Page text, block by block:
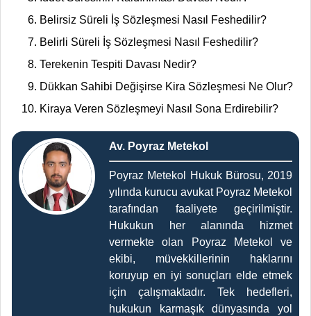
Belirsiz Süreli İş Sözleşmesi Nasıl Feshedilir?
Belirli Süreli İş Sözleşmesi Nasıl Feshedilir?
Terekenin Tespiti Davası Nedir?
Dükkan Sahibi Değişirse Kira Sözleşmesi Ne Olur?
Kiraya Veren Sözleşmeyi Nasıl Sona Erdirebilir?
Av. Poyraz Metekol
Poyraz Metekol Hukuk Bürosu, 2019
yılında kurucu avukat Poyraz Metekol
tarafından faaliyete geçirilmiştir.
Hukukun her alanında hizmet
vermekte olan Poyraz Metekol ve
ekibi, müvekkillerinin haklarını
koruyup en iyi sonuçları elde etmek
için çalışmaktadır. Tek hedefleri,
hukukun karmaşık dünyasında yol